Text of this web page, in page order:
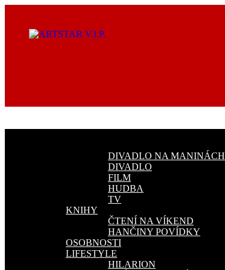
obsahu
DIVADLO NA MANINÁCH
DIVADLO
FILM
HUDBA
TV
KNIHY
ČTENÍ NA VÍKEND
HANČINY POVÍDKY
OSOBNOSTI
LIFESTYLE
HILARION